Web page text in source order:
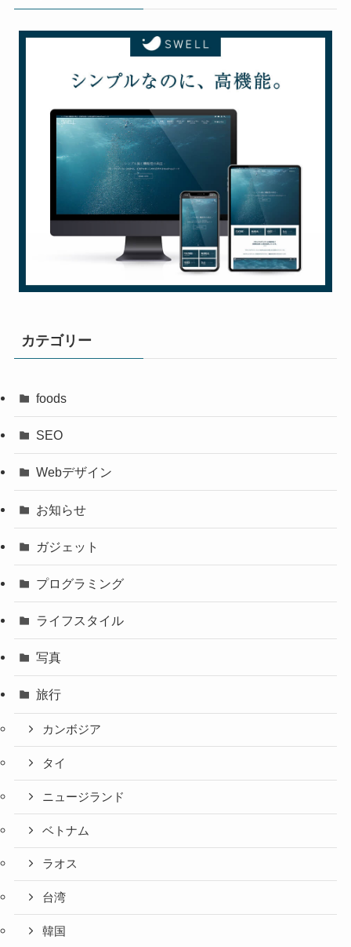
カテゴリー
foods
SEO
Webデザイン
お知らせ
ガジェット
プログラミング
ライフスタイル
写真
旅行
カンボジア
タイ
ニュージランド
ベトナム
ラオス
台湾
韓国